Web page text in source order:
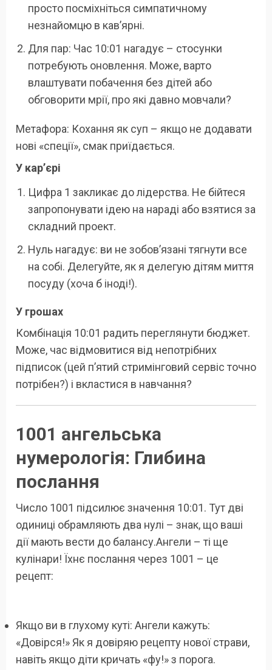
просто посміхніться симпатичному
незнайомцю в кав’ярні.
Для пар: Час 10:01 нагадує – стосунки
потребують оновлення. Може, варто
влаштувати побачення без дітей або
обговорити мрії, про які давно мовчали?
Метафора: Кохання як суп – якщо не додавати
нові «спеції», смак приїдається.
У кар’єрі
Цифра 1 закликає до лідерства. Не бійтеся
запропонувати ідею на нараді або взятися за
складний проект.
Нуль нагадує: ви не зобов’язані тягнути все
на собі. Делегуйте, як я делегую дітям миття
посуду (хоча б іноді!).
У грошах
Комбінація 10:01 радить переглянути бюджет.
Може, час відмовитися від непотрібних
підписок (цей п’ятий стримінговий сервіс точно
потрібен?) і вкластися в навчання?
1001 ангельська
нумерологія: Глибина
послання
Число 1001 підсилює значення 10:01. Тут дві
одиниці обрамляють два нулі – знак, що ваші
дії мають вести до балансу.Ангели – ті ще
кулінари! Їхнє послання через 1001 – це
рецепт:
Якщо ви в глухому куті: Ангели кажуть:
«Довірся!» Як я довіряю рецепту нової страви,
навіть якщо діти кричать «фу!» з порога.